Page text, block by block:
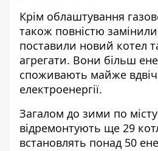
Крім облаштування
також повністю замінили
поставили новий котел
агрегати. Вони більш
споживають майже
електроенергії.
Загалом до зими по
відремонтують ще 29
встановлять понад 50